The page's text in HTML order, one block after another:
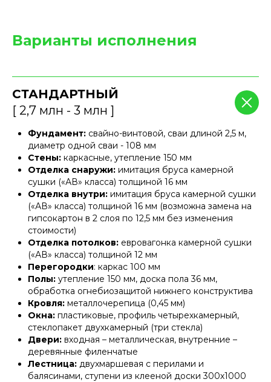
Варианты исполнения
СТАНДАРТНЫЙ
[ 2,7 млн - 3 млн ]
Фундамент: свайно-винтовой, сваи длиной 2,5 м,
диаметр одной сваи - 108 мм
Стены: каркасные, утепление 150 мм
Отделка снаружи: имитация бруса камерной
сушки («АВ» класса) толщиной 16 мм
Отделка внутри: имитация бруса камерной сушки
(«АВ» класса) толщиной 16 мм (возможна замена на
гипсокартон в 2 слоя по 12,5 мм без изменения
стоимости)
Отделка потолков: евровагонка камерной сушки
(«АВ» класса) толщиной 12 мм
Перегородки: каркас 100 мм
Полы: утепление 150 мм, доска пола 36 мм,
обработка огнебиозащитой нижнего конструктива
Кровля: металлочерепица (0,45 мм)
Окна: пластиковые, профиль четырехкамерный,
стеклопакет двухкамерный (три стекла)
Двери: входная – металлическая, внутренние –
деревянные филенчатые
Лестница: двухмаршевая с перилами и
балясинами, ступени из клееной доски 300х1000